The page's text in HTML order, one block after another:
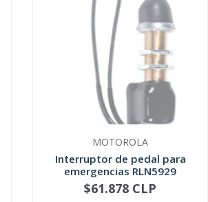
MOTOROLA
Interruptor de pedal para
emergencias RLN5929
NOT AVAILABLE
$61.878 CLP